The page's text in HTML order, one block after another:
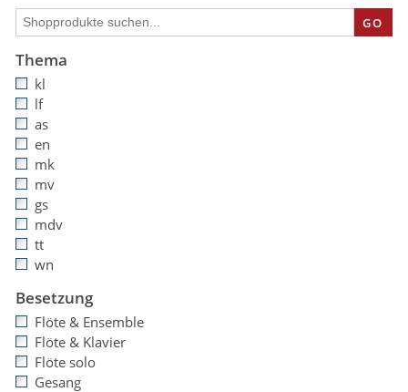
GO
Thema
kl
lf
as
en
mk
mv
gs
mdv
tt
wn
Besetzung
Flöte & Ensemble
Flöte & Klavier
Flöte solo
Gesang